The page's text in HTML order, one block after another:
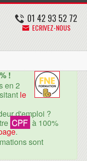
01 42 93 52 72
ECRIVEZ-NOUS
!
en 2
le
d'emploi ?
CPF à 100%
.
sont